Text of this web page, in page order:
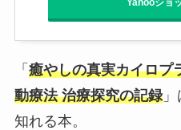
Yahooショ
「 癒やしの真実カイロプ
動療法 治療探究の記録」
知れる本。